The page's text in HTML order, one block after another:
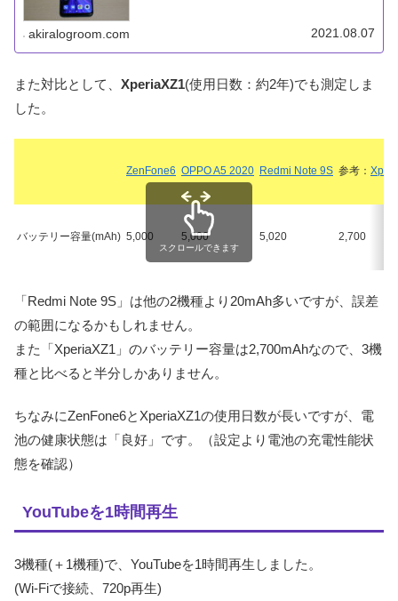
akiralogroom.com 2021.08.07
また対比として、 XperiaXZ1(使用日数：約2年)でも測定しま
した。
ZenFone6 OPPO A5 2020 Redmi Note 9S 参考：
バッテリー容量(mAh) 5,000 5,000 5,020 2,700
スクロールできます
「Redmi Note 9S」は他の2機種より20mAh多いですが、誤差
の範囲になるかもしれません。
また「XperiaXZ1」のバッテリー容量は2,700mAhなので、3機
種と比べると半分しかありません。
ちなみにZenFone6とXperiaXZ1の使用日数が長いですが、電
池の健康状態は「良好」です。（設定より電池の充電性能状
態を確認）
YouTubeを1時間再生
3機種(＋1機種)で、YouTubeを1時間再生しました。
(Wi-Fiで接続、720p再生)